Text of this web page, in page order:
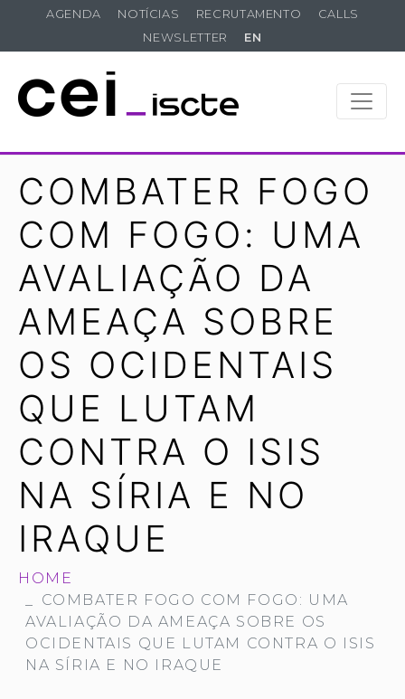
AGENDA NOTÍCIAS RECRUTAMENTO
CALLS
NEWSLETTER
EN
COMBATER FOGO
COM FOGO: UMA
AVALIAÇÃO DA
AMEAÇA SOBRE
OS OCIDENTAIS
QUE LUTAM
CONTRA O ISIS
NA SÍRIA E NO
IRAQUE
HOME
COMBATER FOGO COM FOGO: UMA
AVALIAÇÃO DA AMEAÇA SOBRE OS
OCIDENTAIS QUE LUTAM CONTRA O ISIS
NA SÍRIA E NO IRAQUE